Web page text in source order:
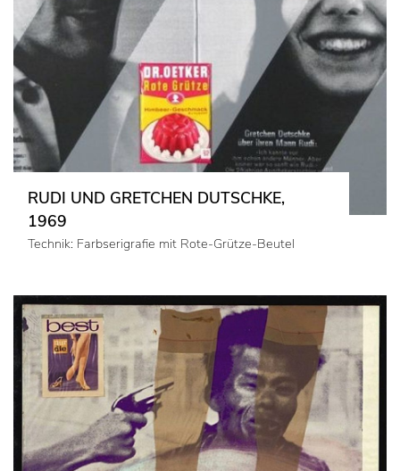
RUDI UND GRETCHEN DUTSCHKE,
1969
Technik: Farbserigrafie mit Rote-Grütze-Beutel